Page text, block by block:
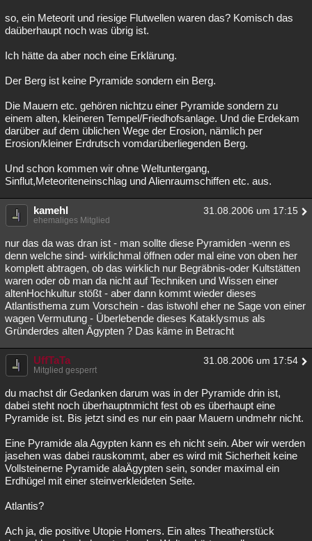
so, ein Meteorit und riesige Flutwellen waren das? Komisch das
daüberhaupt noch was übrig ist.
Ich hätte da aber noch eine Erklärung.
Der Berg ist keine Pyramide sondern ein Berg.
Die Mauern etc. gehören nichtzu einer Pyramide sondern zu
einem alten, kleineren Tempel/Friedhofsanlage. Und die Erdekam
darüber auf dem üblichen Wege der Erosion, nämlich per
Erosion/kleiner Erdrutsch vomdarüberliegenden Berg.
Und schon kommen wir ohne Weltuntergang,
Sinflut,Meteoriteneinschlag und Alienraumschiffen etc. aus.
kamehl 31.08.2006 um 17:15
ehemaliges Mitglied
nur das da was dran ist - man sollte diese Pyramiden -wenn es
denn welche sind- wirklichmal öffnen oder mal eine von oben her
komplett abtragen, ob das wirklich nur Begräbnis-oder Kultstätten
waren oder ob man da nicht auf Techniken und Wissen einer
altenHochkultur stößt - aber dann kommt wieder dieses
Atlantisthema zum Vorschein - das istwohl eher ne Sage von einer
wagen Vermutung - Überlebende dieses Kataklysmus als
Gründerdes alten Ägypten ? Das käme in Betracht
UffTaTa 31.08.2006 um 17:54
Mitglied gesperrt
du machst dir Gedanken darum was in der Pyramide drin ist,
dabei steht noch überhauptnmicht fest ob es überhaupt eine
Pyramide ist. Bis jetzt sind es nur ein paar Mauern undmehr nicht.
Eine Pyramide ala Agypten kann es eh nicht sein. Aber wir werden
jasehen was dabei rauskommt, aber es wird mit Sicherheit keine
Vollsteinerne Pyramide alaÄgypten sein, sonder maximal ein
Erdhügel mit einer steinverkleideten Seite.
Atlantis?
Ach ja, die positive Utopie Homers. Ein altes Theatherstück